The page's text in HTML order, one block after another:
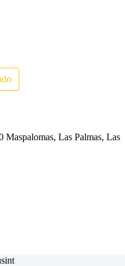
Las Palmas, Las